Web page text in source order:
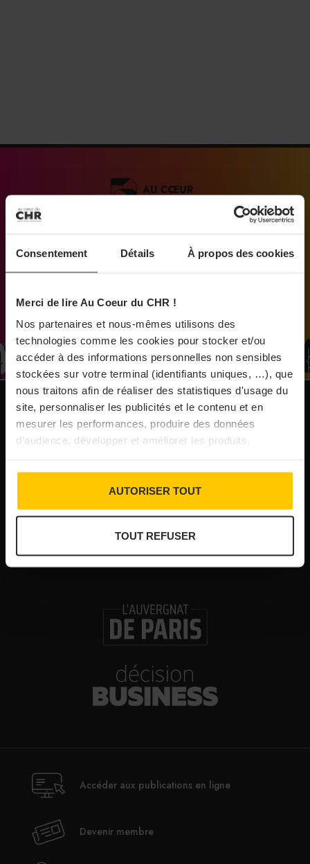
Consentement Détails À propos des cookies
Merci de lire Au Coeur du CHR !
Nos partenaires et nous-mêmes utilisons des
technologies comme les cookies pour stocker et/ou
accéder à des informations personnelles non sensibles
stockées sur votre terminal (identifiants uniques, …), que
nous traitons afin de réaliser des statistiques d'usage du
site, personnaliser les publicités et le contenu et en
mesurer les performances, produire des données
d’audience, développer et améliorer les produits.
AUTORISER TOUT
TOUT REFUSER
maison de collectionneur
Vins fins : la Chine affiche ses ambitions
Brasserie Dupont : la bière saison, mais pas
que…
30/07/2026
Incendies : l’aide d’urgence rehaussée à 8 000 €
pour les indépendants, l’autoroute A63 réouverte
retour
Glenn Viel et Brandon Dehan ouvrent la première
30/07/2026
Logis Hôtels : un chiffre d’affaires estival en
hausse de 20%
Le Mas de Peint lance des déjeuners estivaux au
Médias engagés pour que vivent les commerces
NOS PUBLICATIONS
Accéder aux publications en ligne
Devenir membre